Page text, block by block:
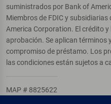
suministrados por Bank of
Miembros de FDIC y
America Corporation. El crédito
aprobación. Se aplican términos
compromiso de préstamo. Los
las condiciones están sujetos a
MAP # 8825622